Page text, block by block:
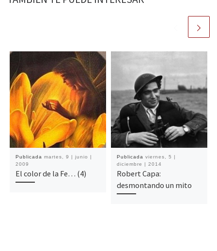
Publicada martes, 9 | junio |
2009
El color de la Fe… (4)
Publicada viernes, 5 |
diciembre | 2014
Robert Capa:
desmontando un mito